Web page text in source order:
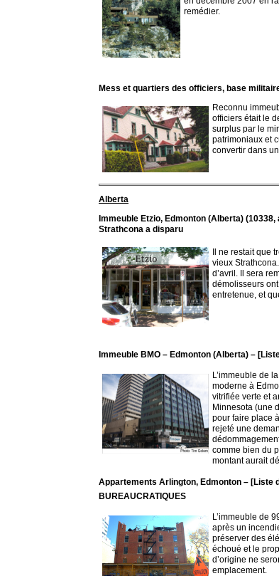
remédier.
Mess et quartiers des officiers, base
Reconnu
officiers était le
surplus par le
patrimoniaux et
convertir dans
Alberta
Immeuble Etzio, Edmonton (Alberta)
Strathcona a disparu
Il ne restait que
vieux
d’avril. Il sera
démolisseurs
entretenue, et
Immeuble BMO – Edmonton (Alberta) –
L’immeuble de
moderne à
vitrifiée verte et
Minnesota (une
pour faire place
rejeté une
comme bien du
montant aurait
Appartements Arlington, Edmonton – [Liste
BUREAUCRATIQUES
L’immeuble de
après un
préserver des
échoué et le
d’origine ne
emplacement.